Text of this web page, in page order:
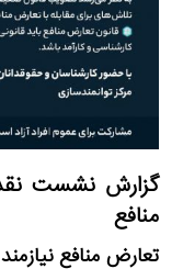
گزارش نشست
منافع
تعارض منافع